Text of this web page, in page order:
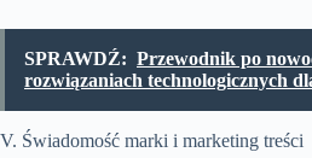
SPRAWDŹ: Przewodnik po
rozwiązaniach technologicznych
V. Świadomość marki i marketing treści